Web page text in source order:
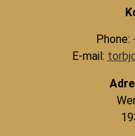
E-mail: